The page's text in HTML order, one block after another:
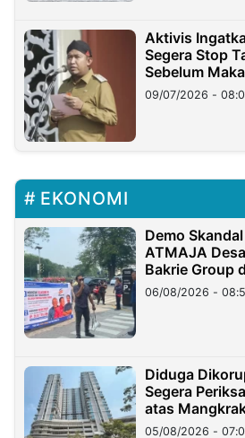
Aktivis
Segera Stop
Sebelum
Longsor
09/07/2026 -
EKONOMI
Demo
ATMAJA
Bakrie Group
06/08/2026 -
Diduga
Segera
atas
05/08/2026 -